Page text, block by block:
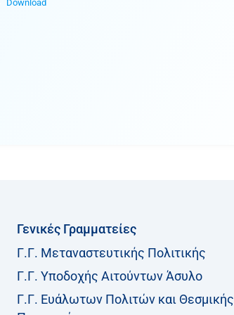
Download
Γενικές Γραμματείες
Γ.Γ. Μεταναστευτικής Πολιτικής
Γ.Γ. Υποδοχής Αιτούντων Άσυλο
Γ.Γ. Ευάλωτων Πολιτών και Θεσμικής